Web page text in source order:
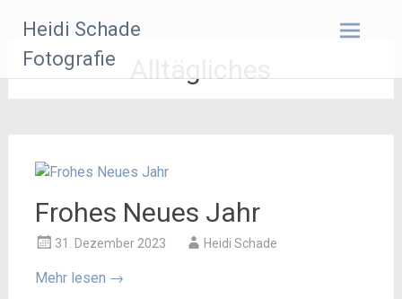
Inhalt
springen
Heidi Schade
Fotografie
Alltägliches
Frohes Neues Jahr
31. Dezember 2023 Heidi Schade
Mehr lesen →